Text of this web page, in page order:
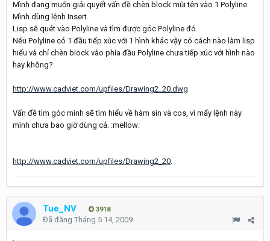
Mình đang muốn giải quyết vấn đề chèn block mũi tên vào 1 Polyline.
Mình dùng lệnh Insert.
Lisp sẽ quét vào Polyline và tìm được góc Polyline đó.
Nếu Polyline có 1 đầu tiếp xúc với 1 hình khác vậy có cách nào làm lisp
hiểu và chỉ chèn block vào phía đầu Polyline chưa tiếp xúc với hình nào
hay không?
http://www.cadviet.com/upfiles/Drawing2_20.dwg
Vấn đề tìm góc mình sẽ tìm hiểu về hàm sin và cos, vì mấy lệnh này
mình chưa bao giờ dùng cả. :mellow:
http://www.cadviet.com/upfiles/Drawing2_20.
Tue_NV 3918
Đã đăng Tháng 5 14, 2009